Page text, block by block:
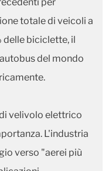
totale di veicoli a
delle biciclette, il
del mondo
velivolo elettrico
L'industria
verso "aerei più